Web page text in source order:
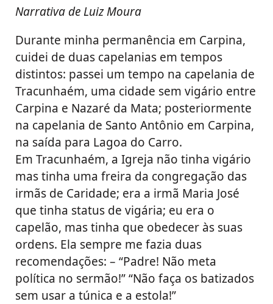
Narrativa de Luiz Moura
Durante minha permanência em Carpina,
cuidei de duas capelanias em tempos
distintos: passei um tempo na capelania de
Tracunhaém, uma cidade sem vigário entre
Carpina e Nazaré da Mata; posteriormente
na capelania de Santo Antônio em Carpina,
na saída para Lagoa do Carro.
Em Tracunhaém, a Igreja não tinha vigário
mas tinha uma freira da congregação das
irmãs de Caridade; era a irmã Maria José
que tinha status de vigária; eu era o
capelão, mas tinha que obedecer às suas
ordens. Ela sempre me fazia duas
recomendações: – “Padre! Não meta
política no sermão!” “Não faça os batizados
sem usar a túnica e a estola!”